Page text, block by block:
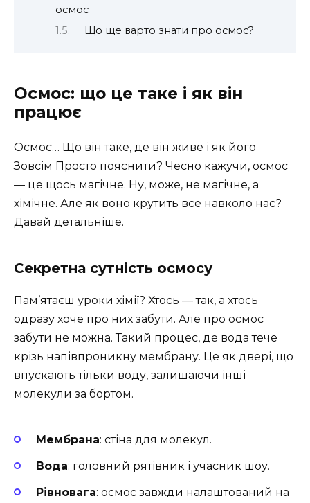
осмос
Що ще варто знати про осмос?
Осмос: що це таке і як він
працює
Осмос… Що він таке, де він живе і як його
Зовсім Просто пояснити? Чесно кажучи, осмос
— це щось магічне. Ну, може, не магічне, а
хімічне. Але як воно крутить все навколо нас?
Давай детальніше.
Секретна сутність осмосу
Пам’ятаєш уроки хімії? Хтось — так, а хтось
одразу хоче про них забути. Але про осмос
забути не можна. Такий процес, де вода тече
крізь напівпроникну мембрану. Це як двері, що
впускають тільки воду, залишаючи інші
молекули за бортом.
Мембрана: стіна для молекул.
Вода: головний рятівник і учасник шоу.
Рівновага: осмос завжди налаштований на